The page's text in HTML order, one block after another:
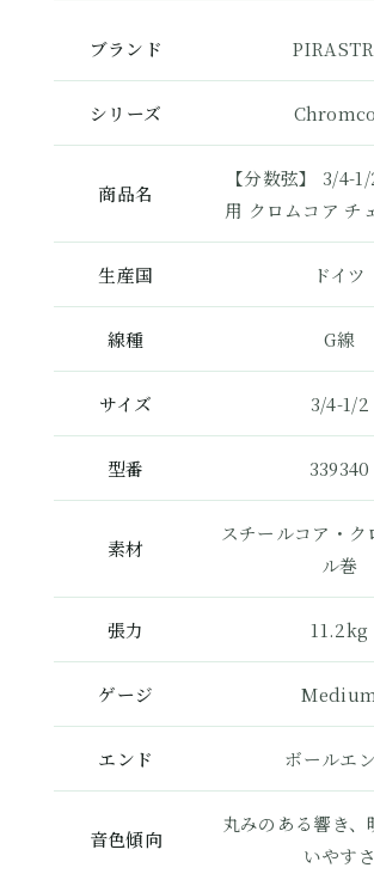
ブランド
シリーズ
商品名
【分数弦】 3/4-
用 クロムコア チ
生産国 ドイツ
線種 G線
サイズ 3/4-1/2
型番 339340
素材
スチールコア・ク
ル巻
張力 11.2kg
ゲージ Medium
エンド ボールエ
音色傾向
丸みのある響き、
いやすさ